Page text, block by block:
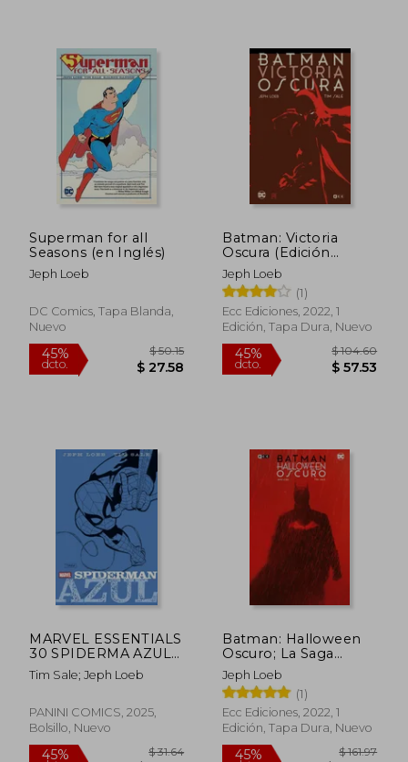
Superman for all
Seasons (en Inglés)
Jeph Loeb
DC Comics, Tapa Blanda,
Nuevo
Batman: Victoria
Oscura (Edición
Deluxe)
Jeph Loeb
(1)
Ecc Ediciones, 2022, 1
Edición, Tapa Dura, Nuevo
MARVEL ESSENTIALS
30 SPIDERMA AZUL
(en Castellano)
Tim Sale; Jeph Loeb
PANINI COMICS, 2025,
Bolsillo, Nuevo
Batman: Halloween
Oscuro; La Saga
Completa
Jeph Loeb
(1)
Ecc Ediciones, 2022, 1
Edición, Tapa Dura, Nuevo